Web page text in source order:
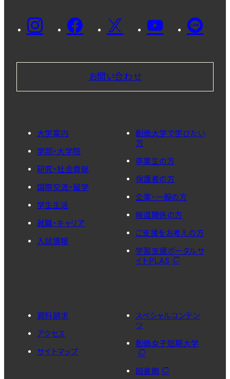
お問い合わせ
大学案内
学部・大学院
研究・社会貢献
国際交流・留学
学生生活
就職・キャリア
入試情報
創価大学で学びたい
方
卒業生の方
保護者の方
企業・一般の方
報道関係の方
ご支援をお考えの方
学習支援ポータルサ
イトPLAS
資料請求
アクセス
サイトマップ
スペシャルコンテン
ツ
創価女子短期大学
図書館